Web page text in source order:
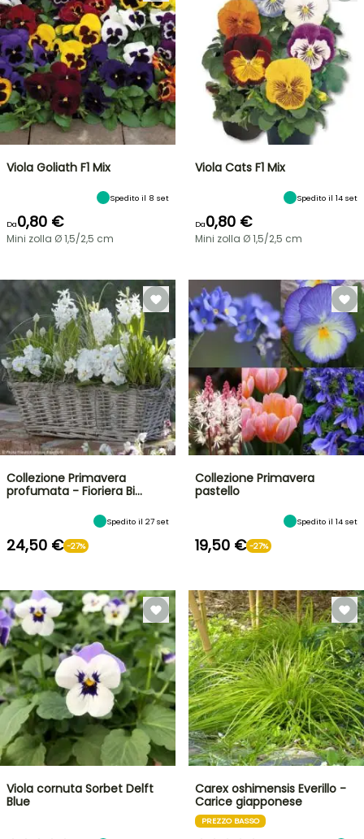
Viola Goliath F1 Mix
Spedito il 8 set
Da0,80 €
Mini zolla Ø 1,5/2,5 cm
Viola Cats F1 Mix
Spedito il 14 set
Da0,80 €
Mini zolla Ø 1,5/2,5 cm
Collezione Primavera
profumata - Fioriera Bi…
Spedito il 27 set
24,50 € -27%
Collezione Primavera
pastello
Spedito il 14 set
19,50 € -27%
Viola cornuta Sorbet Delft
Blue
Carex oshimensis Everillo -
Carice giapponese
PREZZO BASSO